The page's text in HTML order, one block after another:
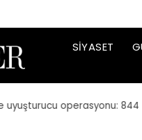
SIYASET
operasyonu: 844